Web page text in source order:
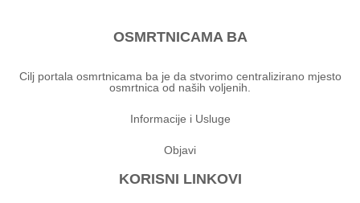
OSMRTNICAMA BA
Cilj portala osmrtnicama ba je da stvorimo centralizirano mjesto
osmrtnica od naših voljenih.
Informacije i Usluge
Objavi
KORISNI LINKOVI